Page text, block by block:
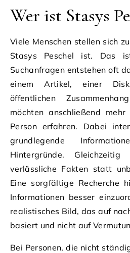
Wer ist Stasys
Viele Menschen stellen sich
Stasys Peschel ist. Das
Suchanfragen entstehen oft
einem Artikel, einer
öffentlichen
möchten anschließend
Person erfahren. Dabei
grundlegende
Hintergründe.
verlässliche Fakten statt
Eine sorgfältige Recherche
Informationen besser
realistisches Bild, das auf
basiert und nicht auf
Bei Personen, die nicht